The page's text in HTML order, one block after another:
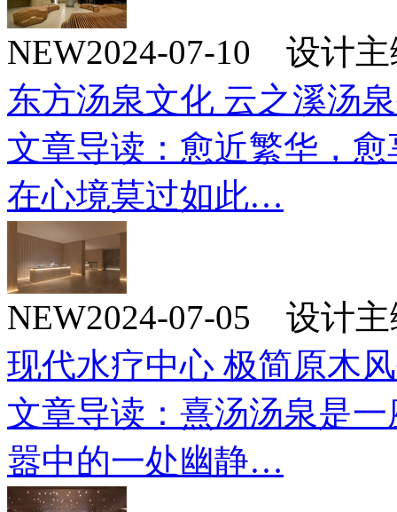
NEW2024-07-10 设计
东方汤泉文化 云之溪汤
文章导读：愈近繁华，
在心境莫过如此…
NEW2024-07-05 设计
现代水疗中心 极简原木
文章导读：熹汤汤泉是
嚣中的一处幽静…